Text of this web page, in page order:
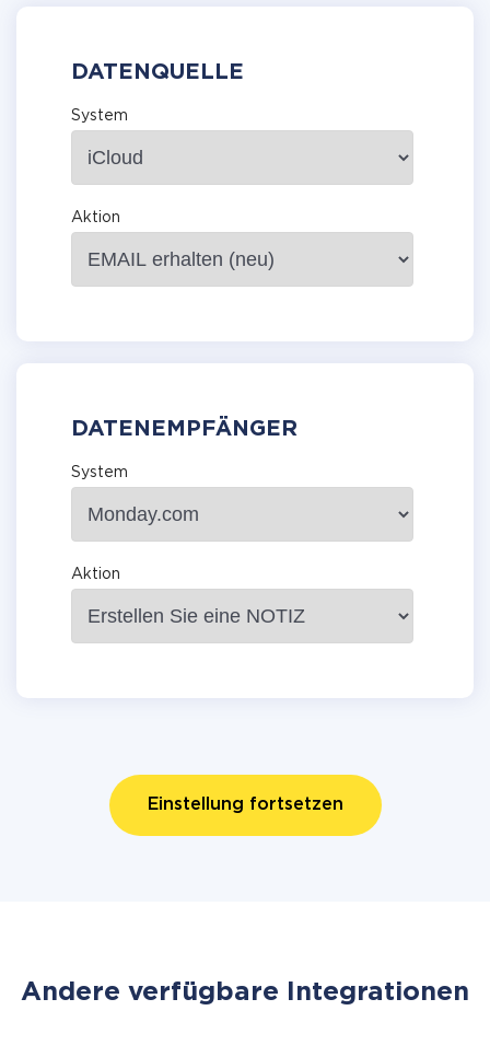
DATENQUELLE
System
Aktion
DATENEMPFÄNGER
System
Aktion
Einstellung fortsetzen
Andere verfügbare Integrationen